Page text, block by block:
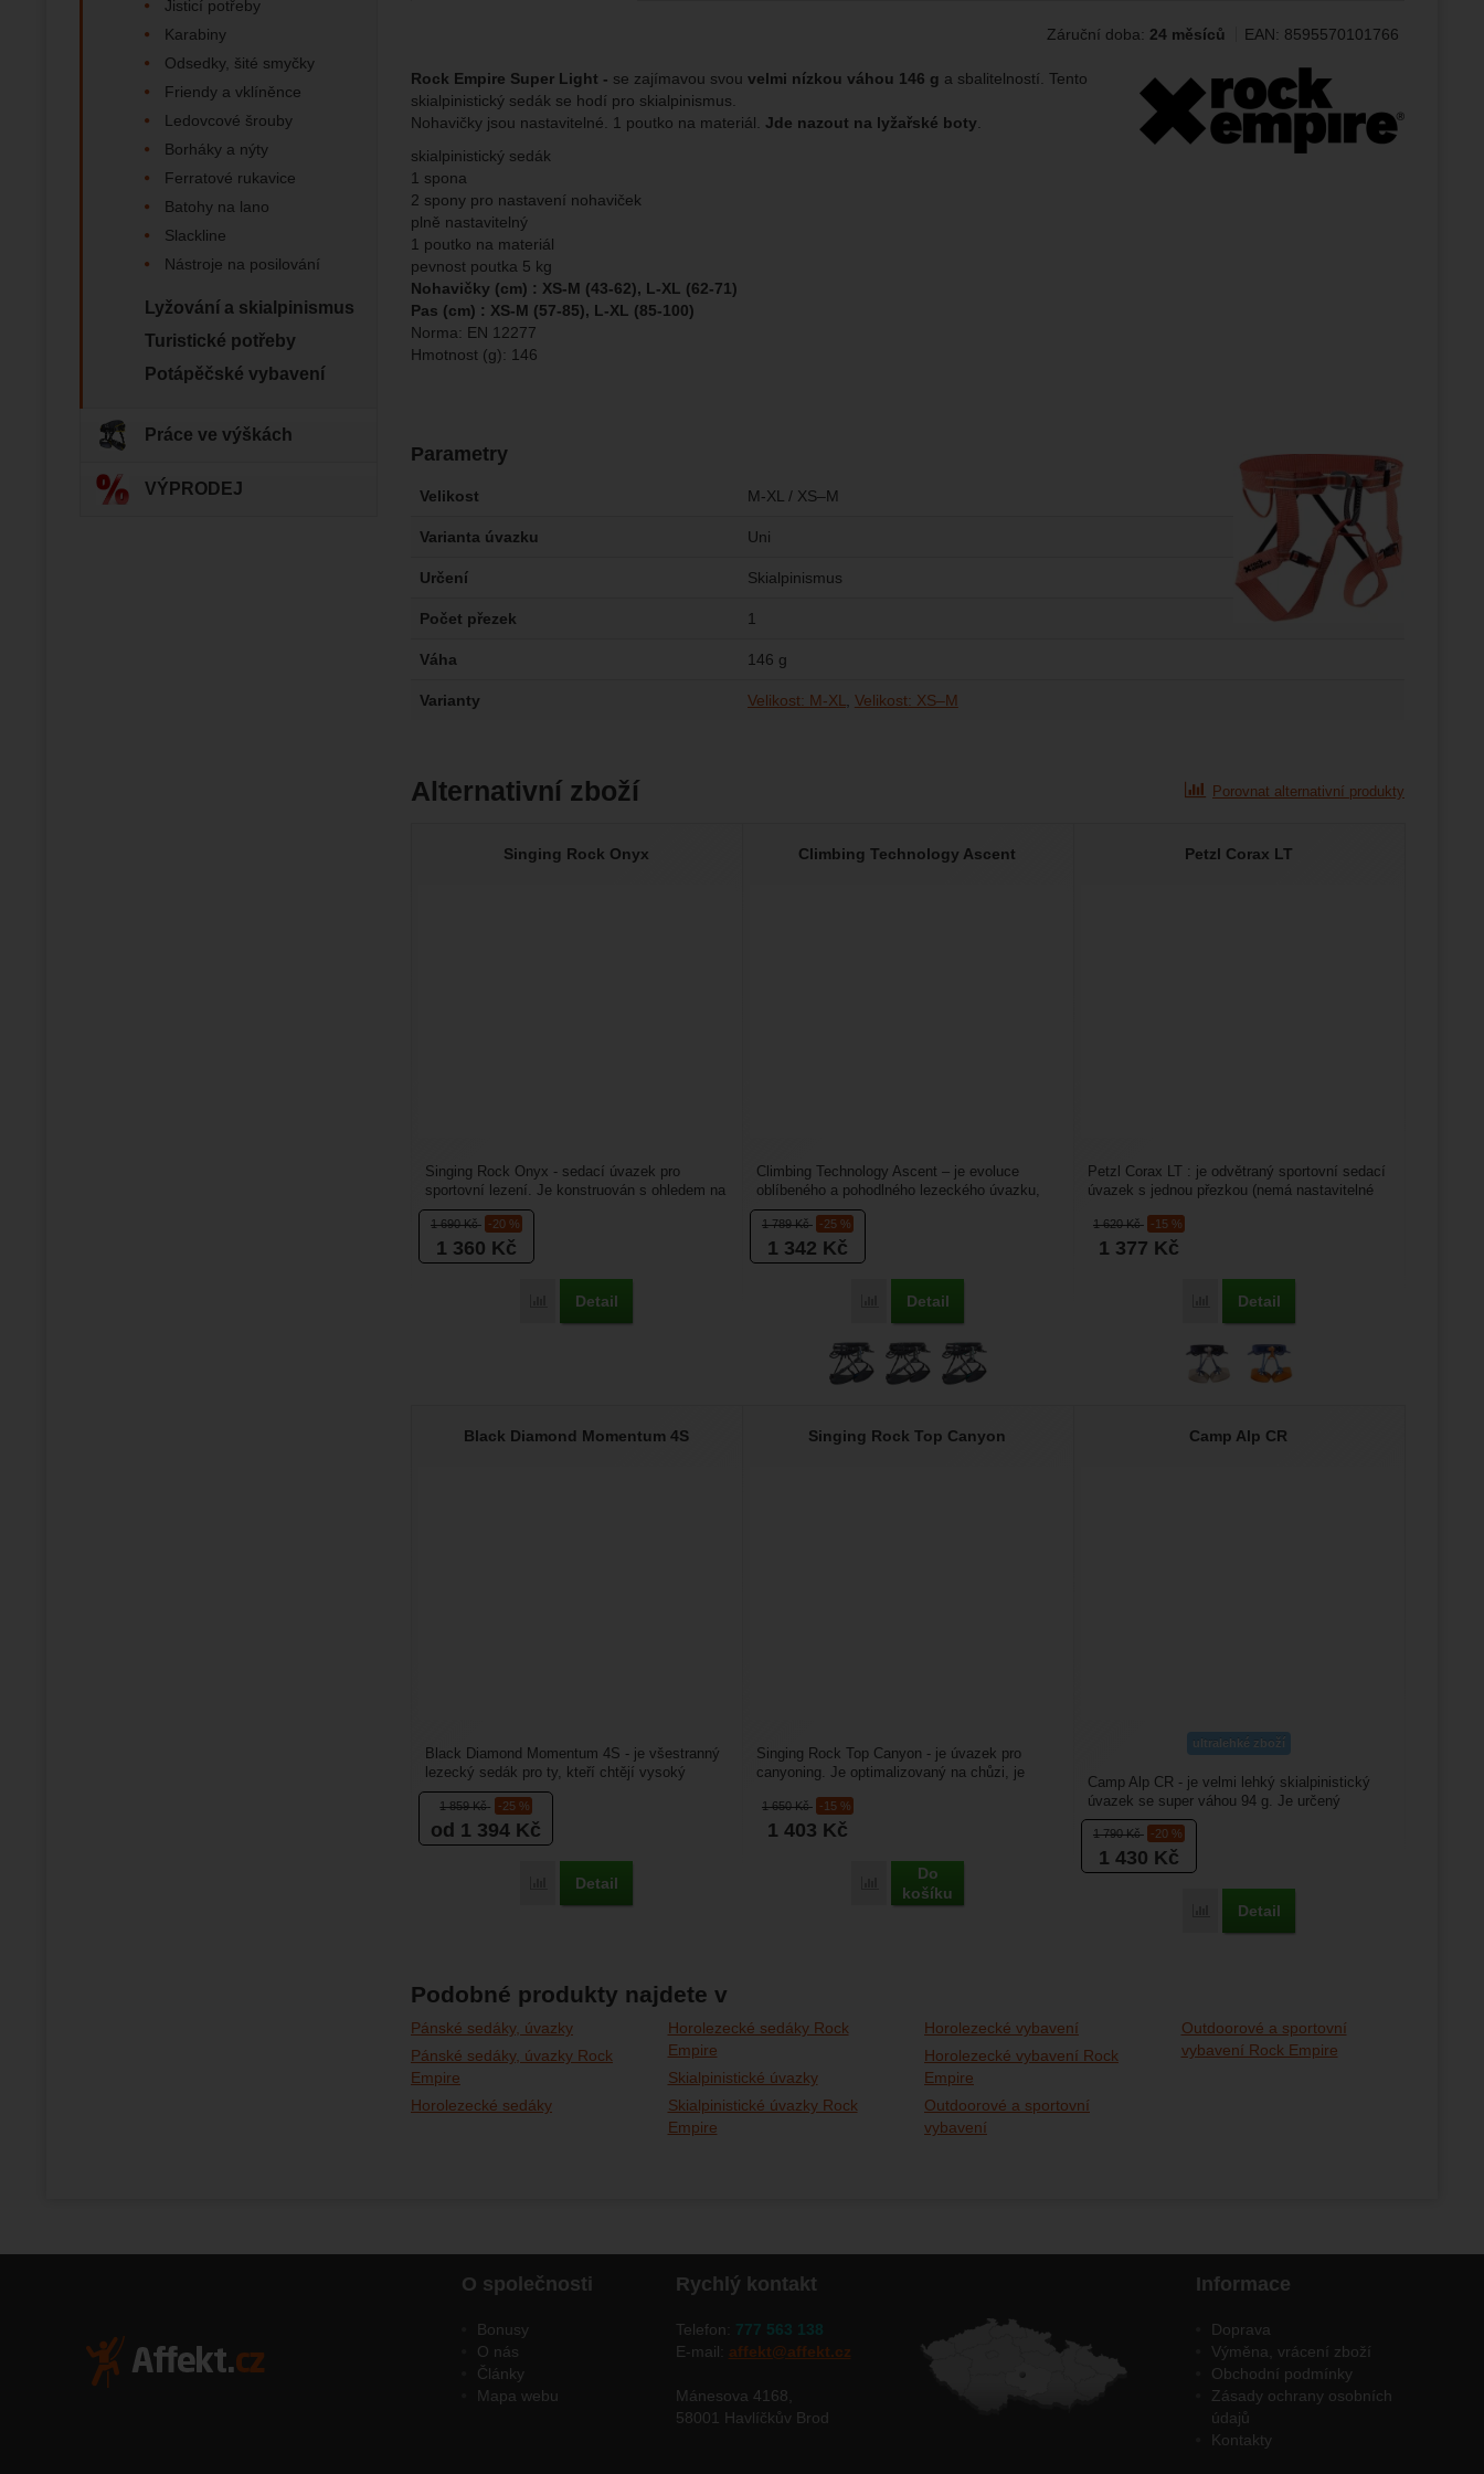
Jejich pomocí určujeme počet návštěv a zdroje návštěv našich internetových stránek.
Data získaná pomocí těchto cookies zpracováváme souhrnně a anonymně, takže
nejsme schopni identifikovat konkrétní uživatele našeho webu.
Marketingové
Marketingové- abychom vás neobtěžovali nevhodnou reklamou.
Povoleno
Zobrazit
Marketingové cookies používáme my nebo naši partneři, abychom vám mohli zobrazit
vhodné obsahy nebo reklamy jak na našich stránkách, tak na stránkách třetích stran.
Záruční doba: 24 měsíců EAN: 8595570101766
Výrobce:
Rock Empire Super Light - se zajímavou svou velmi nízkou váhou 146 g a sbalitelností. Tento
skialpinistický sedák se hodí pro skialpinismus.
Nohavičky jsou nastavitelné. 1 poutko na materiál. Jde nazout na lyžařské boty
skialpinistický sedák
1 spona
2 spony pro nastavení nohaviček
plně nastavitelný
1 poutko na materiál
pevnost poutka 5 kg
Nohavičky (cm) : XS-M (43-62), L-XL (62-71)
Pas (cm) : XS-M (57-85), L-XL (85-100)
Norma: EN 12277
Hmotnost (g): 146
Parametry
Velikost M-XL / XS–M
Varianta úvazku Uni
Určení Skialpinismus
Počet přezek 1
Váha 146 g
Varianty Velikost: M-XL Velikost: XS–M
Alternativní zboží Porovnat alternativní produkty
Singing Rock Onyx
1 690Kč -20 %
1 360 Kč
Porovnat
Detail
Singing Rock Onyx - sedací úvazek pro
sportovní lezení. Je konstruován s ohledem na
pohodlí, proto má...
Climbing Technology Ascent
1 789Kč -25 %
1 342 Kč
Porovnat
Detail
Climbing Technology Ascent – je evoluce
oblíbeného a pohodlného lezeckého úvazku,
který využijete na...
Petzl Corax LT
1 620Kč -15 %
1 377 Kč
Porovnat
Detail
Petzl Corax LT : je odvětraný sportovní sedací
úvazek s jednou přezkou (nemá nastavitelné
Black Diamond Momentum 4S
1 859Kč -25 %
od 1 394 Kč
Porovnat
Detail
Black Diamond Momentum 4S - je všestranný
lezecký sedák pro ty, kteří chtějí vysoký
komfort a hledají...
Singing Rock Top Canyon
1 650Kč -15 %
1 403 Kč
Porovnat
Do
košíku
Singing Rock Top Canyon - je úvazek pro
canyoning. Je optimalizovaný na chůzi, je
Camp Alp CR
ultralehké zboží
1 790Kč -20 %
1 430 Kč
Porovnat
Detail
Camp Alp CR - je velmi lehký skialpinistický
úvazek se super váhou 94 g. Je určený
primárně pro závodní...
Podobné produkty najdete v
Pánské sedáky, úvazky
Pánské sedáky, úvazky Rock
Empire
Horolezecké sedáky
Horolezecké sedáky Rock
Empire
Skialpinistické úvazky
Skialpinistické úvazky Rock
Empire
Horolezecké vybavení
Horolezecké vybavení Rock
Empire
Outdoorové a sportovní
vybavení
Outdoorové a sportovní
vybavení Rock Empire
Jisticí potřeby
Karabiny
Odsedky, šité smyčky
Friendy a vklíněnce
Ledovcové šrouby
Borháky a nýty
Ferratové rukavice
Batohy na lano
Slackline
Nástroje na posilování
Lyžování a skialpinismus
Turistické potřeby
Potápěčské vybavení
Práce ve výškách
VÝPRODEJ
O společnosti
Bonusy
O nás
Články
Mapa webu
Rychlý kontakt
Telefon: 777 563 138
E-mail: affekt@affekt.cz
Mánesova 4168,
58001 Havlíčkův Brod
Informace
Doprava
Výměna, vrácení zboží
Obchodní podmínky
Zásady ochrany osobních
údajů
Kontakty